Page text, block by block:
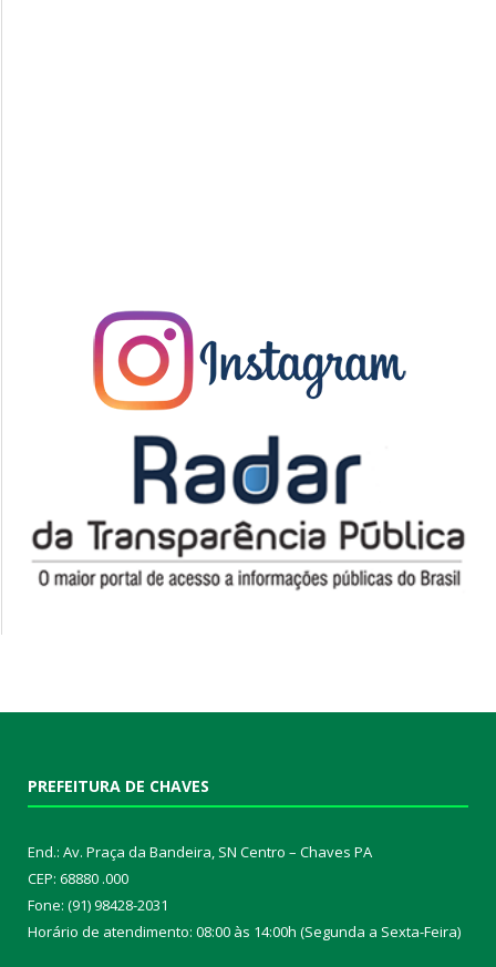
PREFEITURA DE CHAVES
End.: Av. Praça da Bandeira, SN Centro – Chaves PA
CEP: 68880 .000
Fone: (91) 98428-2031
Horário de atendimento: 08:00 às 14:00h (Segunda a Sexta-Feira)